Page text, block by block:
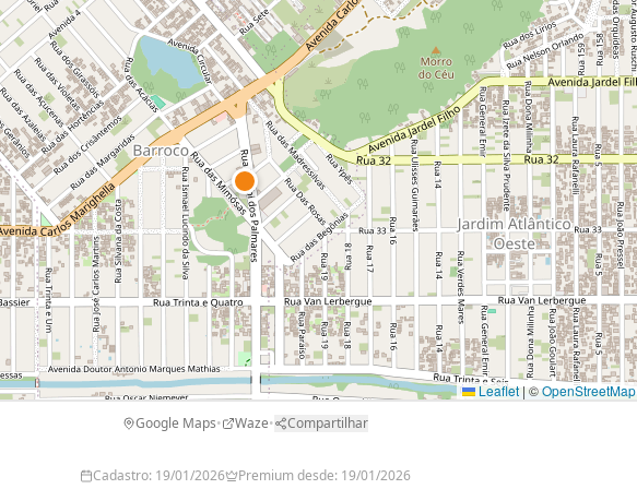
Leaflet | ©OpenStreetMap
Google Maps• Waze• Compartilhar
Cadastro: 19/01/2026 Premium desde: 19/01/2026